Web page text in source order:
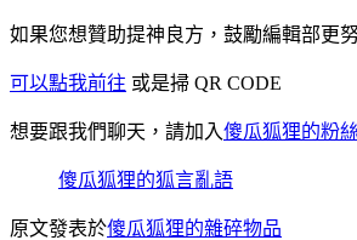
如果您想贊助提神良方，鼓勵編輯部更
可以點我前往 或是掃 QR CODE
想要跟我們聊天，請加入傻瓜狐狸的粉
傻瓜狐狸的狐言亂語
原文發表於傻瓜狐狸的雜碎物品